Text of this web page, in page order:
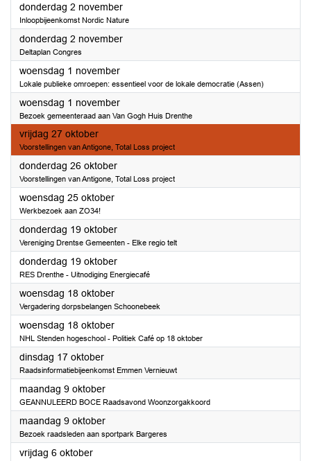
donderdag 2 november2023
Inloopbijeenkomst Nordic Nature
donderdag 2 november2023
Deltaplan Congres
woensdag 1 november2023
Lokale publieke omroepen: essentieel voor de lokale democratie (Assen)
woensdag 1 november2023
Bezoek gemeenteraad aan Van Gogh Huis Drenthe
vrijdag 27 oktober2023
Voorstellingen van Antigone, Total Loss project
donderdag 26 oktober2023
Voorstellingen van Antigone, Total Loss project
woensdag 25 oktober2023
Werkbezoek aan ZO34!
donderdag 19 oktober2023
Vereniging Drentse Gemeenten - Elke regio telt
donderdag 19 oktober2023
RES Drenthe - Uitnodiging Energiecafé
woensdag 18 oktober2023
Vergadering dorpsbelangen Schoonebeek
woensdag 18 oktober2023
NHL Stenden hogeschool - Politiek Café op 18 oktober
dinsdag 17 oktober2023
Raadsinformatiebijeenkomst Emmen Vernieuwt
maandag 9 oktober2023
GEANNULEERD BOCE Raadsavond Woonzorgakkoord
maandag 9 oktober2023
Bezoek raadsleden aan sportpark Bargeres
vrijdag 6 oktober2023